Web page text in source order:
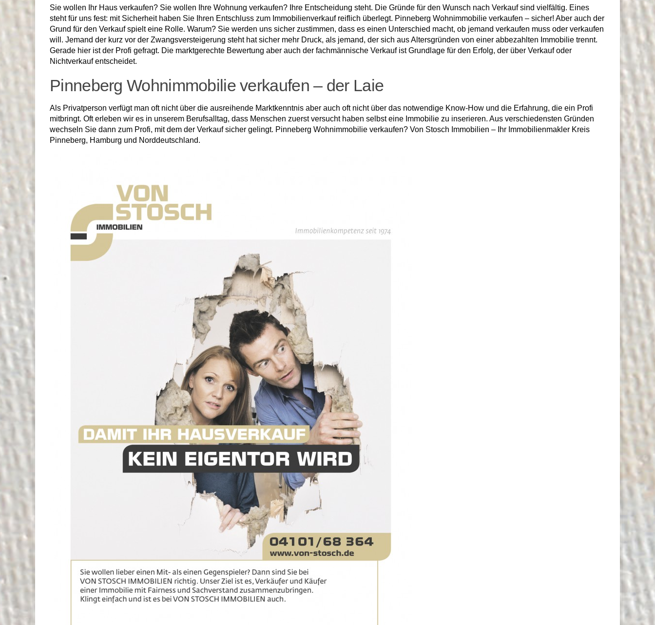
Sie wollen Ihr Haus verkaufen? Sie wollen Ihre Wohnung verkaufen? Ihre Entscheidung steht. Die Gründe für den Wunsch nach Verkauf sind vielfältig. Eines
steht für uns fest: mit Sicherheit haben Sie Ihren Entschluss zum Immobilienverkauf reiflich überlegt. Pinneberg Wohnimmobilie verkaufen – sicher! Aber auch der
Grund für den Verkauf spielt eine Rolle. Warum? Sie werden uns sicher zustimmen, dass es einen Unterschied macht, ob jemand verkaufen muss oder verkaufen
will. Jemand der kurz vor der Zwangsversteigerung steht hat sicher mehr Druck, als jemand, der sich aus Altersgründen von einer abbezahlten Immobilie trennt.
Gerade hier ist der Profi gefragt. Die marktgerechte Bewertung aber auch der fachmännische Verkauf ist Grundlage für den Erfolg, der über Verkauf oder
Nichtverkauf entscheidet.
Pinneberg Wohnimmobilie verkaufen – der Laie
Als Privatperson verfügt man oft nicht über die ausreihende Marktkenntnis aber auch oft nicht über das notwendige Know-How und die Erfahrung, die ein Profi
mitbringt. Oft erleben wir es in unserem Berufsalltag, dass Menschen zuerst versucht haben selbst eine Immobilie zu inserieren. Aus verschiedensten Gründen
wechseln Sie dann zum Profi, mit dem der Verkauf sicher gelingt. Pinneberg Wohnimmobilie verkaufen? Von Stosch Immobilien – Ihr Immobilienmakler Kreis
Pinneberg, Hamburg und Norddeutschland.